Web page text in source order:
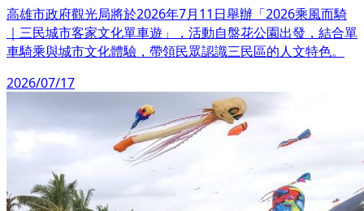
高雄市政府觀光局將於2026年7月11日舉辦「2026乘風而騎
｜三民城市客家文化單車遊」，活動自盤花公園出發，結合單
車騎乘與城市文化體驗，帶領民眾認識三民區的人文特色。
2026/07/17